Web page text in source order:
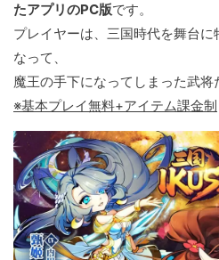
たアプリのPC版です。
プレイヤーは、三国時代を舞台
なって、
魔王の手下になってしまった武将
※基本プレイ無料+アイテム課金制